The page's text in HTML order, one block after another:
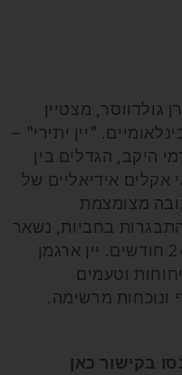
גולדווסר, מצטיין
"יין יתירי" –
היקב, הגדלים בין
אקלים אידיאליים של
מצומצמת
בחביות, נשאר
ביקב בתוך הבקבוקים למשך 24 חודשים. יין ארגמן
וטעמים
ונוכחות מרשימה.
בקישור כאן